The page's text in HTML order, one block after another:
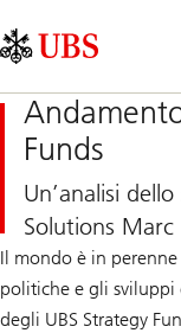
Links
Area
Funds
Un’analisi
Solutions
Il mondo è in
politiche e gli
degli UBS Strategy